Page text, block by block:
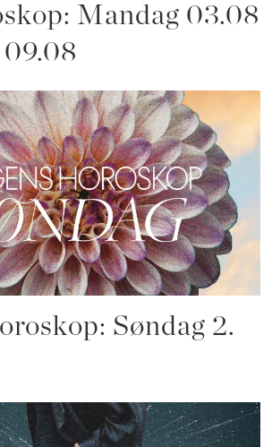
Mandag 03.08
09.08
Søndag 2.